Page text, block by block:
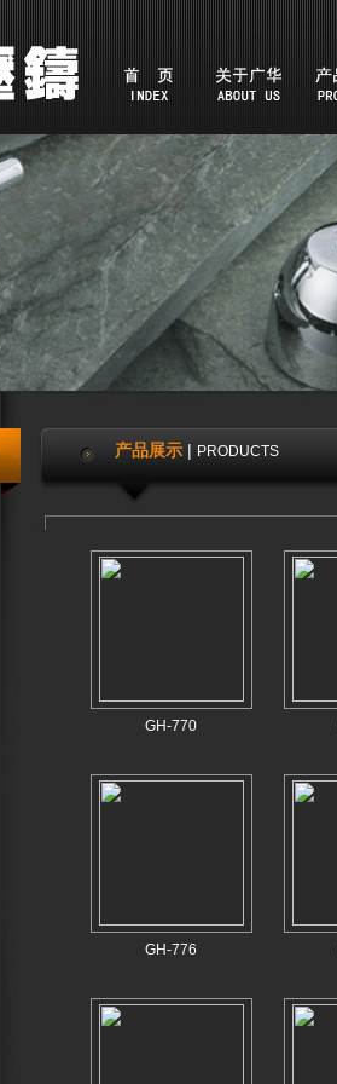
产品展示 | PRODUCTS
GH-770
GH-776